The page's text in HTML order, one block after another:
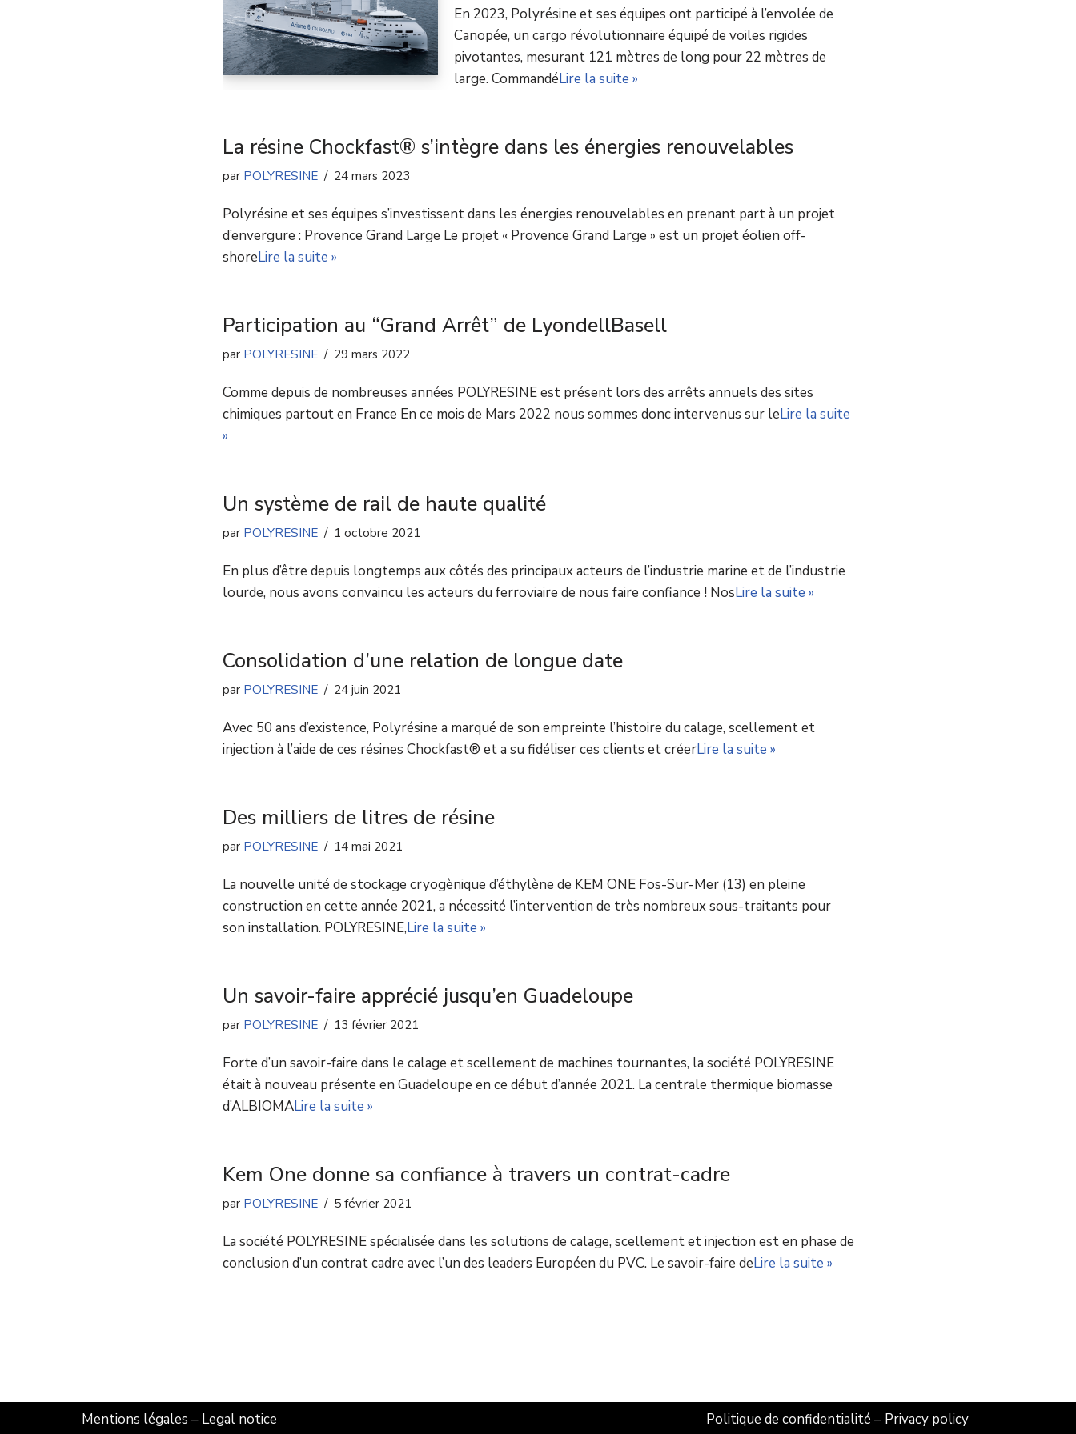
En 2023, Polyrésine et ses équipes ont participé à l’envolée de
Canopée, un cargo révolutionnaire équipé de voiles rigides
pivotantes, mesurant 121 mètres de long pour 22 mètres de
large. CommandéLire la suite »
La résine Chockfast® s’intègre dans les énergies renouvelables
par POLYRESINE 24 mars 2023
Polyrésine et ses équipes s’investissent dans les énergies renouvelables en prenant part à un projet
d’envergure : Provence Grand Large Le projet « Provence Grand Large » est un projet éolien off-
shoreLire la suite »
Participation au “Grand Arrêt” de LyondellBasell
par POLYRESINE 29 mars 2022
Comme depuis de nombreuses années POLYRESINE est présent lors des arrêts annuels des sites
chimiques partout en France En ce mois de Mars 2022 nous sommes donc intervenus sur leLire la suite
»
Un système de rail de haute qualité
par POLYRESINE 1 octobre 2021
En plus d’être depuis longtemps aux côtés des principaux acteurs de l’industrie marine et de l’industrie
lourde, nous avons convaincu les acteurs du ferroviaire de nous faire confiance ! NosLire la suite »
Consolidation d’une relation de longue date
par POLYRESINE 24 juin 2021
Avec 50 ans d’existence, Polyrésine a marqué de son empreinte l’histoire du calage, scellement et
injection à l’aide de ces résines Chockfast® et a su fidéliser ces clients et créerLire la suite »
Des milliers de litres de résine
par POLYRESINE 14 mai 2021
La nouvelle unité de stockage cryogènique d’éthylène de KEM ONE Fos-Sur-Mer (13) en pleine
construction en cette année 2021, a nécessité l’intervention de très nombreux sous-traitants pour
son installation. POLYRESINE,Lire la suite »
Un savoir-faire apprécié jusqu’en Guadeloupe
par POLYRESINE 13 février 2021
Forte d’un savoir-faire dans le calage et scellement de machines tournantes, la société POLYRESINE
était à nouveau présente en Guadeloupe en ce début d’année 2021. La centrale thermique biomasse
d’ALBIOMALire la suite »
Kem One donne sa confiance à travers un contrat-cadre
par POLYRESINE 5 février 2021
La société POLYRESINE spécialisée dans les solutions de calage, scellement et injection est en phase de
conclusion d’un contrat cadre avec l’un des leaders Européen du PVC. Le savoir-faire deLire la suite »
Mentions légales – Legal notice Politique de confidentialité – Privacy policy